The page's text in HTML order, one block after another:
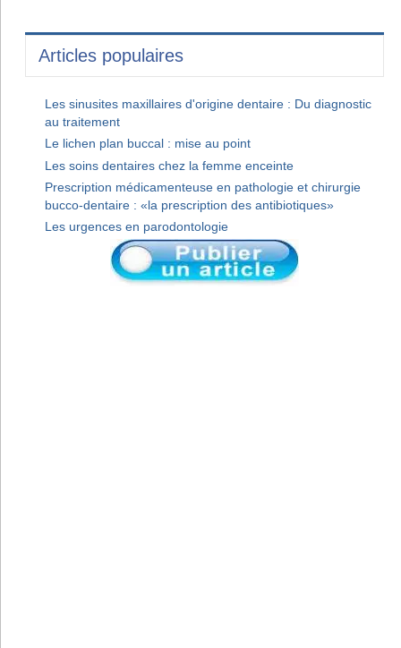
Articles populaires
Les sinusites maxillaires d'origine dentaire : Du diagnostic
au traitement
Le lichen plan buccal : mise au point
Les soins dentaires chez la femme enceinte
Prescription médicamenteuse en pathologie et chirurgie
bucco-dentaire : «la prescription des antibiotiques»
Les urgences en parodontologie